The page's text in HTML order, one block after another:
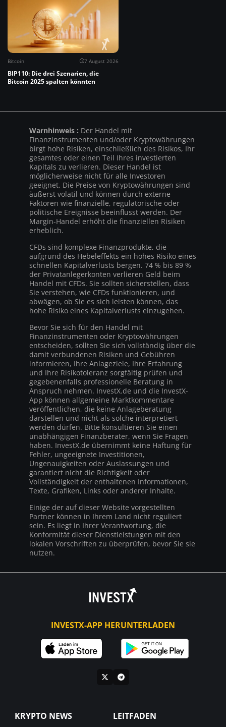
Bitcoin 7 August 2026
BIP110: Die drei Szenarien, die
Bitcoin 2025 spalten könnten
Warnhinweis : Der Handel mit
Finanzinstrumenten und/oder Kryptowährungen
birgt hohe Risiken, einschließlich des Risikos, Ihr
gesamtes oder einen Teil Ihres investierten
Kapitals zu verlieren. Dieser Handel ist
möglicherweise nicht für alle Investoren
geeignet. Die Preise von Kryptowährungen sind
äußerst volatil und können durch externe
Faktoren wie finanzielle, regulatorische oder
politische Ereignisse beeinflusst werden. Der
Margin-Handel erhöht die finanziellen Risiken
erheblich.
CFDs sind komplexe Finanzprodukte, die
aufgrund des Hebeleffekts ein hohes Risiko eines
schnellen Kapitalverlusts bergen. 74 % bis 89 %
der Privatanlegerkonten verlieren Geld beim
Handel mit CFDs. Sie sollten sicherstellen, dass
Sie verstehen, wie CFDs funktionieren, und
abwägen, ob Sie es sich leisten können, das
hohe Risiko eines Kapitalverlusts einzugehen.
Bevor Sie sich für den Handel mit
Finanzinstrumenten oder Kryptowährungen
entscheiden, sollten Sie sich vollständig über die
damit verbundenen Risiken und Gebühren
informieren, Ihre Anlageziele, Ihre Erfahrung
und Ihre Risikotoleranz sorgfältig prüfen und
gegebenenfalls professionelle Beratung in
Anspruch nehmen. InvestX.de und die InvestX-
App können allgemeine Marktkommentare
veröffentlichen, die keine Anlageberatung
darstellen und nicht als solche interpretiert
werden dürfen. Bitte konsultieren Sie einen
unabhängigen Finanzberater, wenn Sie Fragen
haben. InvestX.de übernimmt keine Haftung für
Fehler, ungeeignete Investitionen,
Ungenauigkeiten oder Auslassungen und
garantiert nicht die Richtigkeit oder
Vollständigkeit der enthaltenen Informationen,
Texte, Grafiken, Links oder anderer Inhalte.
Einige der auf dieser Website vorgestellten
Partner können in Ihrem Land nicht reguliert
sein. Es liegt in Ihrer Verantwortung, die
Konformität dieser Dienstleistungen mit den
lokalen Vorschriften zu überprüfen, bevor Sie sie
nutzen.
INVESTX-APP HERUNTERLADEN
KRYPTO NEWS LEITFADEN